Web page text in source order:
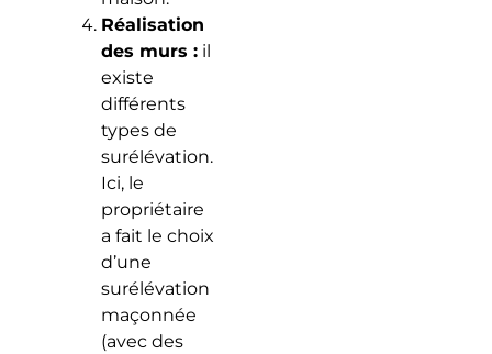
Réalisation
des murs :il
existe
différents
types de
surélévation.
Ici, le
propriétaire
a fait le choix
d’une
surélévation
maçonnée
(avec des